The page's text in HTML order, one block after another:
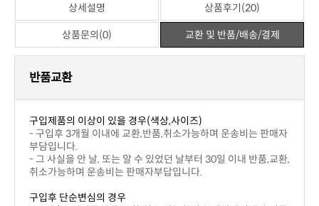
상세설명 상품후기(20)
상품문의(0) 교환 및 반품/배송/결제
반품교환
구입제품의 이상이 있을 경우(색상,사이즈)
부담입니다.
취소가능하며 운송비는 판매자부답입니다.
구입후 단순변심의 경우